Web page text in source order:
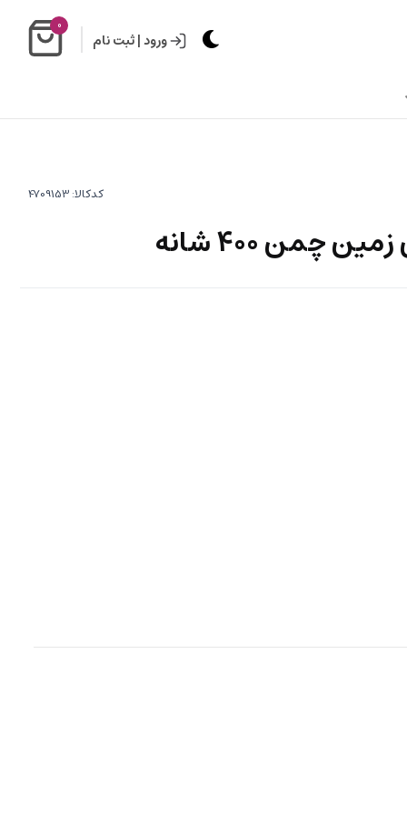
ورود|ثبت نام
0
کدکالا:
چمن ۴۰۰ شانه